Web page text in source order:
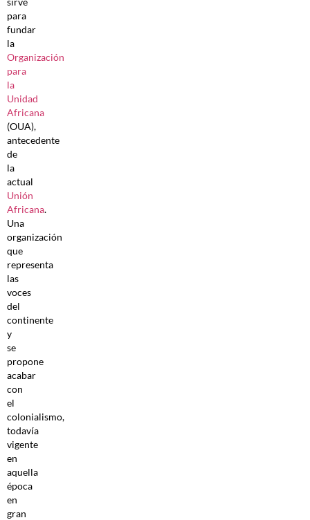
para
fundar
la
Organización
para
la
Unidad
Africana
(OUA),
antecedente
de
la
actual
Unión
Africana.
Una
organización
que
representa
las
voces
del
continente
y
se
propone
acabar
con
el
colonialismo,
todavía
vigente
en
aquella
época
en
gran